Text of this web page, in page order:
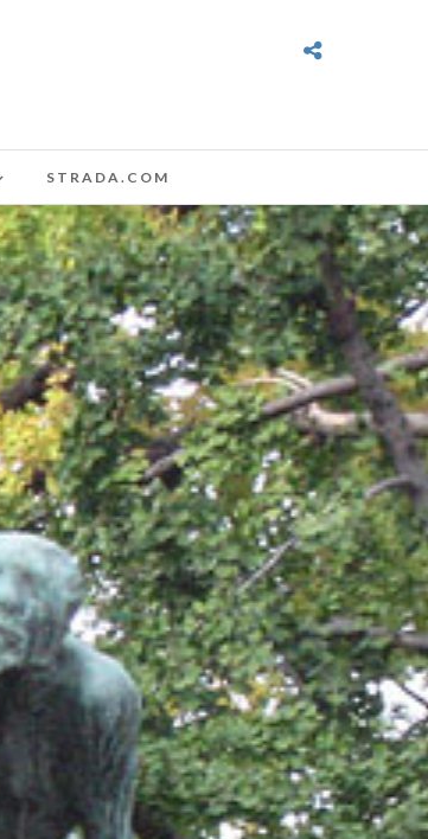
STRADA.COM